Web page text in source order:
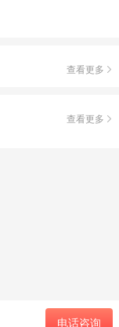
电话咨询
查看更多
查看更多